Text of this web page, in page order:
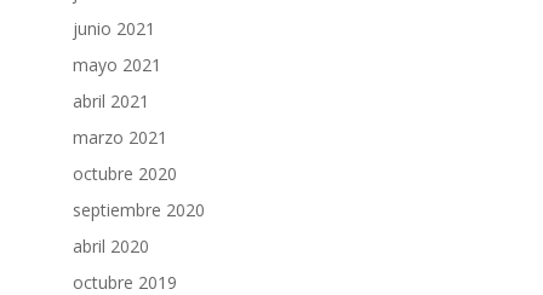
junio 2021
mayo 2021
abril 2021
marzo 2021
octubre 2020
septiembre 2020
abril 2020
octubre 2019